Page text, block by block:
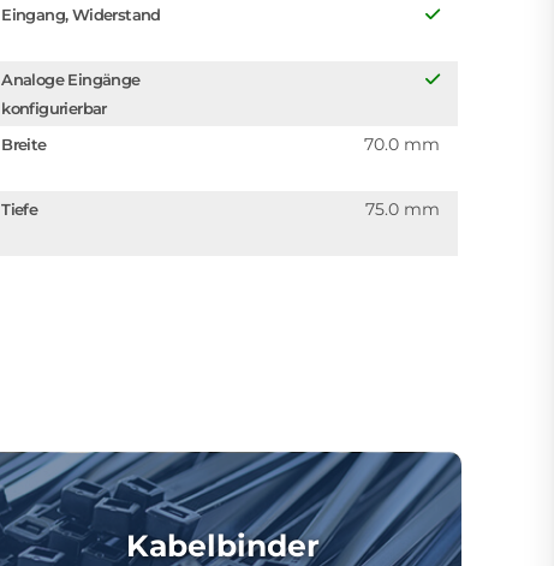
Eingang, Widerstand
Analoge Eingänge
konfigurierbar
Breite 70.0 mm
Tiefe 75.0 mm
Kabelbinder